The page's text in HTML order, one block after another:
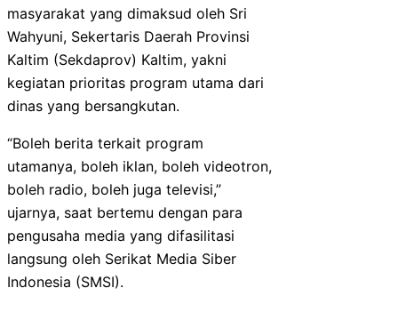
masyarakat yang dimaksud oleh Sri
Wahyuni, Sekertaris Daerah Provinsi
Kaltim (Sekdaprov) Kaltim, yakni
kegiatan prioritas program utama dari
dinas yang bersangkutan.
“Boleh berita terkait program
utamanya, boleh iklan, boleh videotron,
boleh radio, boleh juga televisi,”
ujarnya, saat bertemu dengan para
pengusaha media yang difasilitasi
langsung oleh Serikat Media Siber
Indonesia (SMSI).